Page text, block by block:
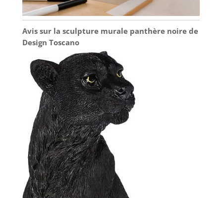
Avis sur la sculpture murale panthère noire de
Design Toscano